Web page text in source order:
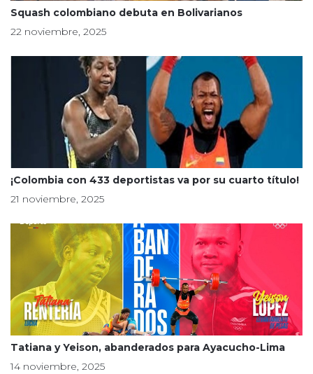
Squash colombiano debuta en Bolivarianos
22 noviembre, 2025
¡Colombia con 433 deportistas va por su cuarto título!
21 noviembre, 2025
Tatiana y Yeison, abanderados para Ayacucho-Lima
14 noviembre, 2025